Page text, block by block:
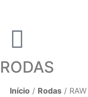
RODAS
Início / Rodas /